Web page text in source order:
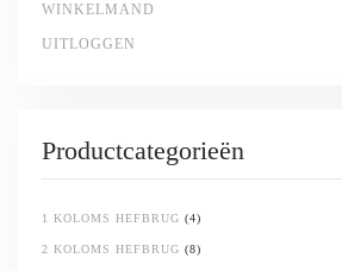
on
WINKELMAND
UITLOGGEN
Productcategorieën
1 KOLOMS HEFBRUG (4)
2 KOLOMS HEFBRUG (8)